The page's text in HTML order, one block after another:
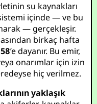
su kaynakları
içinde — ve bu
— gerçekleşir.
birkaç hafta
’e dayanır. Bu emir,
onarımlar için izin
hiç verilmez.
yaklaşık